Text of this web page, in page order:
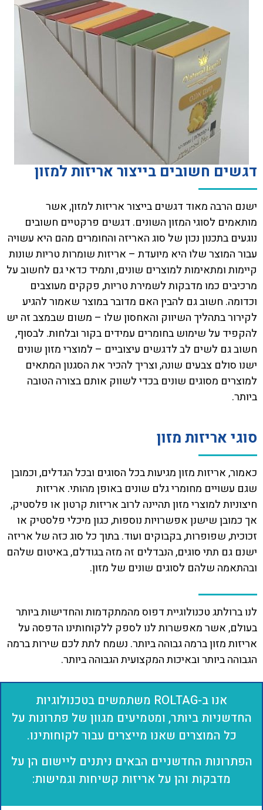
דגשים חשובים בייצור אריזות למזון
ישנם הרבה מאוד דגשים בייצור אריזות למזון, אשר
מותאמים לסוגי המזון השונים. דגשים פרקטיים חשובים
נוגעים בתכנון נכון של סוג האריזה והחומרים מהם היא עשויה
עבור המוצר שלו היא מיועדת – אריזות שומרות טריות שונות
קיימות ומתאימות למוצרים שונים, ותמיד כדאי גם לחשוב על
מרכיבים כמו מדבקות לשמירת טריות, פקקים מעוצבים
וכדומה. חשוב גם להבין האם מדובר במוצר שאמור להגיע
לקירור בתהליך השיווק והאחסון שלו – משום שבמצב זה יש
להקפיד על שימוש בחומרים עמידים בקור ובלחות. לבסוף,
חשוב גם לשים לב לדגשים עיצוביים – למוצרי מזון שונים
ישנו סולם צבעים שונה, וצריך להכיר את הסגנון המתאים
למוצרים מסוגים שונים בכדי לשווק אותם בצורה הטובה
ביותר.
סוגי אריזות מזון
כאמור, אריזות מזון מגיעות בכל הסוגים ובכל הגדלים, וכמובן
שגם עשויים מחומרי גלם שונים באופן מהותי. אריזות
חיצוניות למוצרי מזון תהיינה לרוב אריזות קרטון או פלסטיק,
אך כמובן שישנן אפשרויות נוספות, כגון מיכלי פלסטיק או
זכוכית, שפופרות, בקבוקים ועוד. בתוך כל סוג כזה של אריזה
ישנם גם תתי סוגים, הנבדלים זה מזה בגודלם, באיטום שלהם
ובהתאמה שלהם לסוגים שונים של מזון.
לנו ברולתג טכנולוגיית דפוס מהמתקדמות והחדישות ביותר
בעולם, אשר מאפשרות לנו לספק ללקוחותינו הדפסה על
אריזות מזון ברמה גבוהה ביותר. נשמח לתת לכם שירות ברמה
הגבוהה ביותר ובאיכות המקצועית הגבוהה ביותר.
אנו ב-ROLTAG משתמשים בטכנולוגיות
החדשניות ביותר, ומטמיעים מגוון של פתרונות על
כל המוצרים שאנו מייצרים עבור לקוחותינו.
הפתרונות החדשניים הבאים ניתנים ליישום הן על
מדבקות והן על אריזות קשיחות וגמישות: